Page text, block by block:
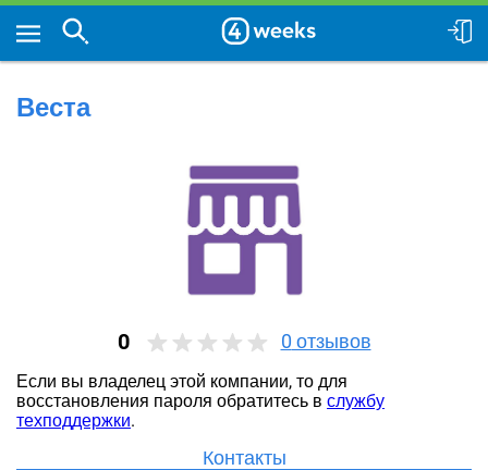
Веста
0 0 отзывов
Если вы владелец этой компании, то для
восстановления пароля обратитесь в службу
техподдержки.
Контакты